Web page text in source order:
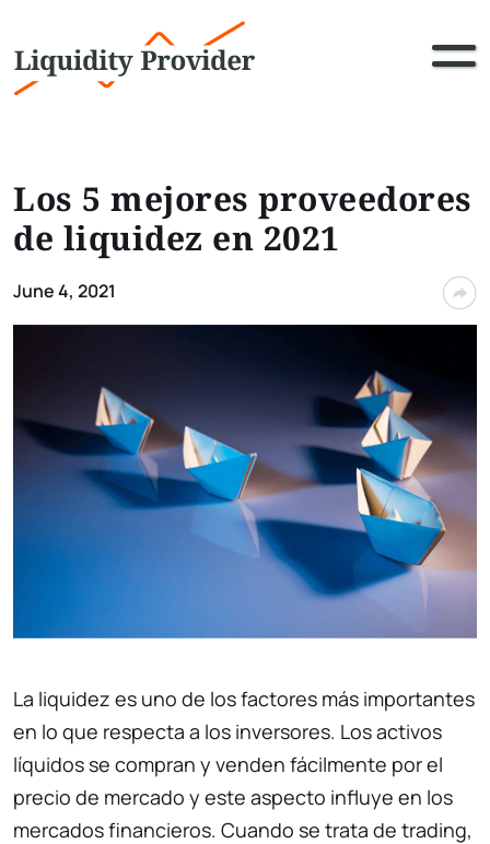
Los 5 mejores proveedores
de liquidez en 2021
June 4, 2021
La liquidez es uno de los factores más importantes
en lo que respecta a los inversores. Los activos
líquidos se compran y venden fácilmente por el
precio de mercado y este aspecto influye en los
mercados financieros. Cuando se trata de trading,